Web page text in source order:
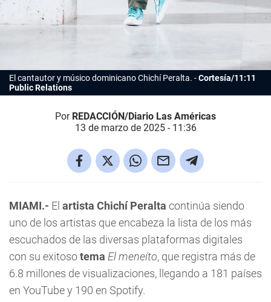
El cantautor y músico dominicano Chichí Peralta.
Cortesía/11:11
Public Relations
Por REDACCIÓN/Diario Las Américas
13 de marzo de 2025 - 11:36
MIAMI.- El artista Chichí Peralta continúa siendo
uno de los artistas que encabeza la lista de los más
escuchados de las diversas plataformas digitales
con su exitosotema El meneíto, que registra más de
6.8 millones de visualizaciones, llegando a 181 países
en YouTube y 190 en Spotify.